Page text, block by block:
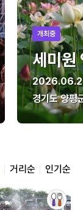
개최중
세미원
경기도 양평
거리순 인기순